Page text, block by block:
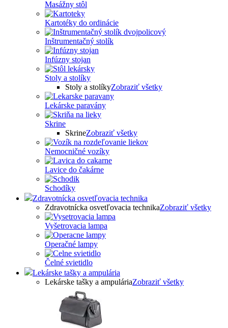
Masážny stôl
Kartotéky do ordinácie
Inštrumentačný stolík
Infúzny stojan
Stoly a stolíky
Stoly a stolíkyZobraziť všetky
Lekárske paravány
Skrine
SkrineZobraziť všetky
Nemocničné vozíky
Lavice do čakárne
Schodíky
Zdravotnícka osvetľovacia technika
Zdravotnícka osvetľovacia technikaZobraziť všetky
Vyšetrovacia lampa
Operačné lampy
Čelné svietidlo
Lekárske tašky a ampulária
Lekárske tašky a ampuláriaZobraziť všetky